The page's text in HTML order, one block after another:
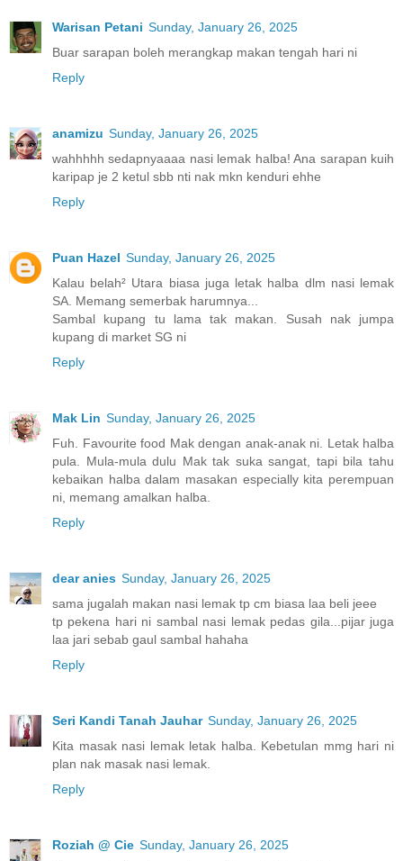
Warisan Petani Sunday, January 26, 2025
Buar sarapan boleh merangkap makan tengah hari ni
Reply
anamizu Sunday, January 26, 2025
wahhhhh sedapnyaaaa nasi lemak halba! Ana sarapan kuih
karipap je 2 ketul sbb nti nak mkn kenduri ehhe
Reply
Puan Hazel Sunday, January 26, 2025
Kalau belah² Utara biasa juga letak halba dlm nasi lemak
SA. Memang semerbak harumnya...
Sambal kupang tu lama tak makan. Susah nak jumpa
kupang di market SG ni
Reply
Mak Lin Sunday, January 26, 2025
Fuh. Favourite food Mak dengan anak-anak ni. Letak halba
pula. Mula-mula dulu Mak tak suka sangat, tapi bila tahu
kebaikan halba dalam masakan especially kita perempuan
ni, memang amalkan halba.
Reply
dear anies Sunday, January 26, 2025
sama jugalah makan nasi lemak tp cm biasa laa beli jeee
tp pekena hari ni sambal nasi lemak pedas gila...pijar juga
laa jari sebab gaul sambal hahaha
Reply
Seri Kandi Tanah Jauhar Sunday, January 26, 2025
Kita masak nasi lemak letak halba. Kebetulan mmg hari ni
plan nak masak nasi lemak.
Reply
Roziah @ Cie Sunday, January 26, 2025